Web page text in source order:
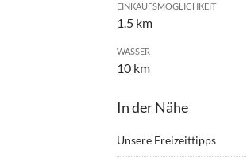
EINKAUFSMÖGLICHKEIT
1.5 km
WASSER
10 km
In der Nähe
Unsere Freizeittipps